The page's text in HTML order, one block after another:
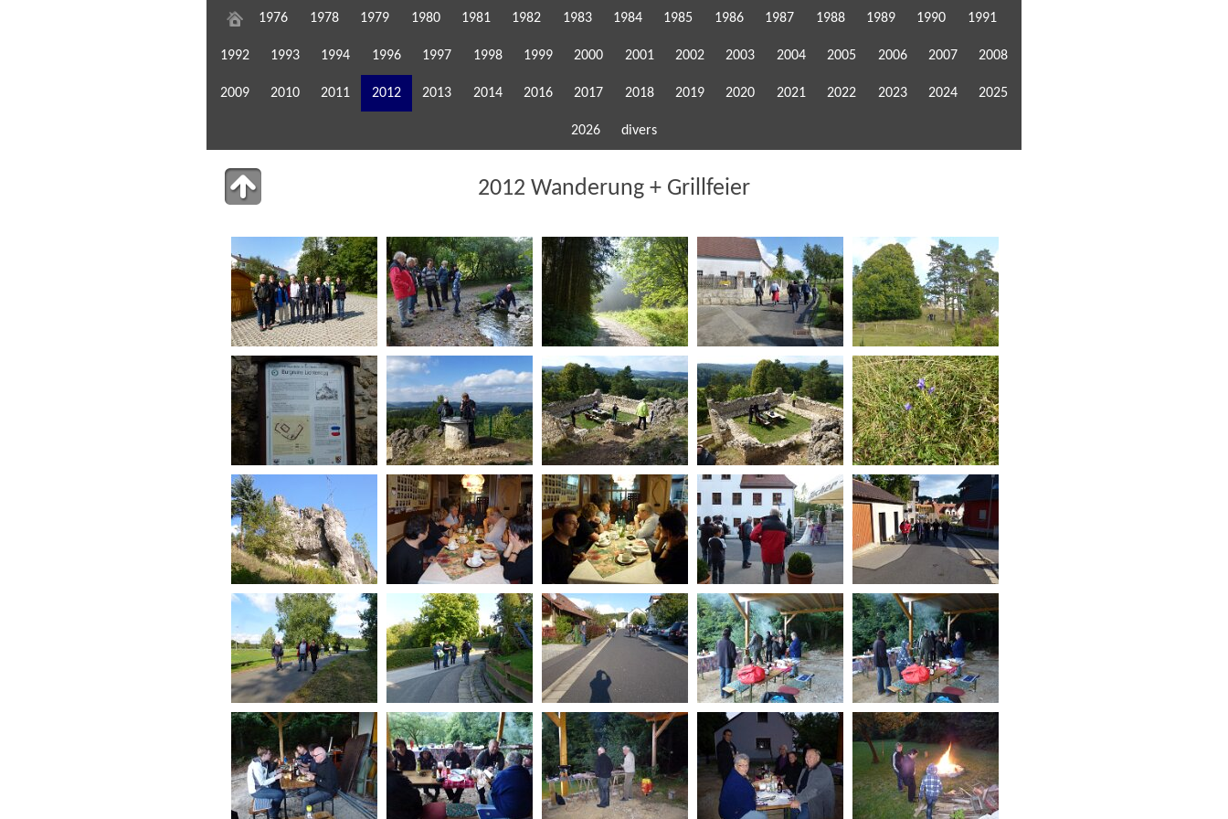
1976 1978 1979 1980 1981 1982 1983 1984 1985 1986 1987 1988 1989 1990 1991
1992 1993 1994 1996 1997 1998 1999 2000 2001 2002 2003 2004 2005 2006 2007 2008
2009 2010 2011 2012 2013 2014 2016 2017 2018 2019 2020 2021 2022 2023 2024 2025
2026 divers
2012 Wanderung + Grillfeier